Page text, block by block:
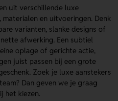
uit verschillende luxe
en uitvoeringen. Denk
varianten, slanke designs of
afwerking. Een subtiel
oplage of gerichte actie,
juist passen bij een grote
Zoek je luxe aanstekers
Dan geven we je graag
het kiezen.